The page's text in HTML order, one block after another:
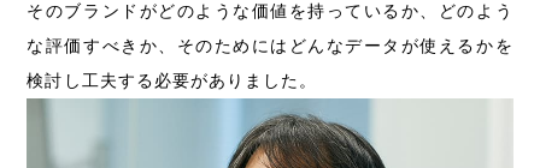
そのブランドがどのような価値を持っているか、どのよう
な評価すべきか、そのためにはどんなデータが使えるかを
検討し工夫する必要がありました。